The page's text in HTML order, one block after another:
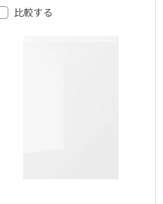
プション: VOXTORP ヴォックス
比較する